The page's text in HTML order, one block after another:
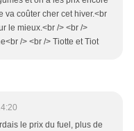
va coûter cher cet hiver.<br
le mieux.<br /> <br />
/> <br /> Tiotte et Tiot
le prix du fuel, plus de